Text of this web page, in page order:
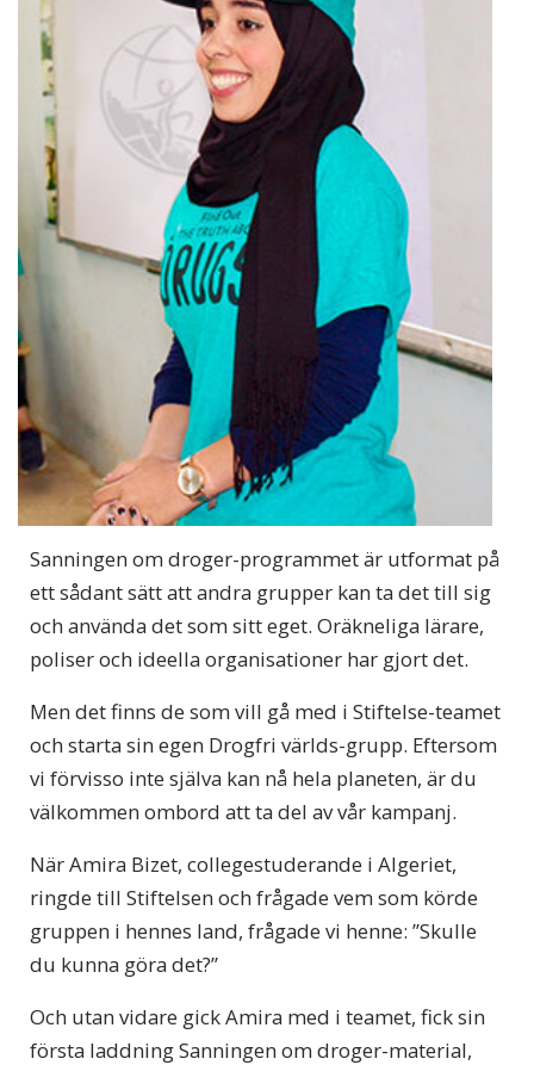
Sanningen om droger-programmet är utformat på
ett sådant sätt att andra grupper kan ta det till sig
och använda det som sitt eget. Oräkneliga lärare,
poliser och ideella organisationer har gjort det.
Men det finns de som vill gå med i Stiftelse-teamet
och starta sin egen Drogfri världs-grupp. Eftersom
vi förvisso inte själva kan nå hela planeten, är du
välkommen ombord att ta del av vår kampanj.
När Amira Bizet, collegestuderande i Algeriet,
ringde till Stiftelsen och frågade vem som körde
gruppen i hennes land, frågade vi henne: ”Skulle
du kunna göra det?”
Och utan vidare gick Amira med i teamet, fick sin
första laddning Sanningen om droger-material,